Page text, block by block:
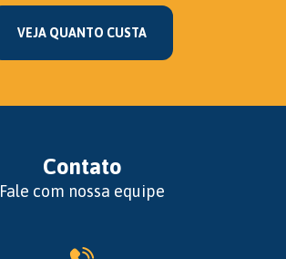
VEJA QUANTO CUSTA
Contato
Fale com nossa equipe